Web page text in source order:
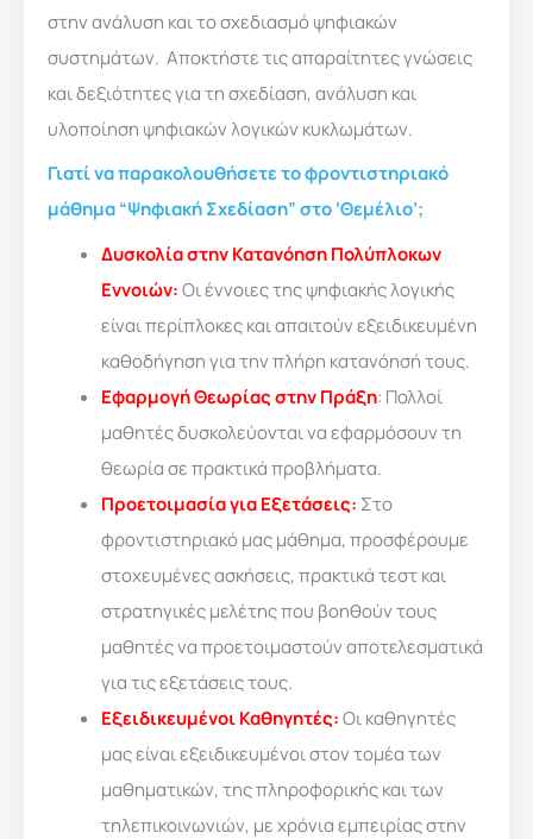
στην ανάλυση και το σχεδιασμό ψηφιακών
συστημάτων. Αποκτήστε τις απαραίτητες γνώσεις
και δεξιότητες για τη σχεδίαση, ανάλυση και
υλοποίηση ψηφιακών λογικών κυκλωμάτων.
Γιατί να παρακολουθήσετε το φροντιστηριακό
μάθημα “Ψηφιακή Σχεδίαση” στο ‘Θεμέλιο’;
Δυσκολία στην Κατανόηση Πολύπλοκων
Εννοιών:Οι έννοιες της ψηφιακής λογικής
είναι περίπλοκες και απαιτούν εξειδικευμένη
καθοδήγηση για την πλήρη κατανόησή τους.
Εφαρμογή Θεωρίας στην Πράξη: Πολλοί
μαθητές δυσκολεύονται να εφαρμόσουν τη
θεωρία σε πρακτικά προβλήματα.
Προετοιμασία για Εξετάσεις: Στο
φροντιστηριακό μας μάθημα, προσφέρουμε
στοχευμένες ασκήσεις, πρακτικά τεστ και
στρατηγικές μελέτης που βοηθούν τους
μαθητές να προετοιμαστούν αποτελεσματικά
για τις εξετάσεις τους.
Εξειδικευμένοι Καθηγητές:Οι καθηγητές
μας είναι εξειδικευμένοι στον τομέα των
μαθηματικών, της πληροφορικής και των
τηλεπικοινωνιών, με χρόνια εμπειρίας στην